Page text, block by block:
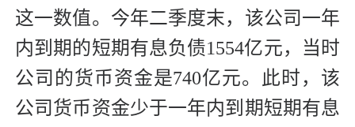
这一数值。今年二季度末，该公司一年
内到期的短期有息负债1554亿元，当时
公司的货币资金是740亿元。此时，该
公司货币资金少于一年内到期短期有息